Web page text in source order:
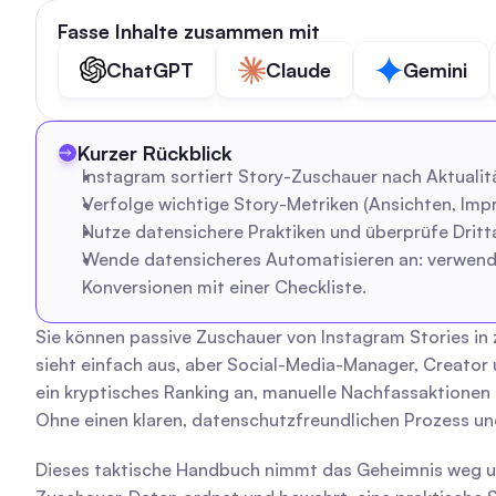
Fasse Inhalte zusammen mit
ChatGPT
Claude Gemini
Kurzer Rückblick
Instagram sortiert Story-Zuschauer nach
Verfolge wichtige Story-Metriken (Ansichten,
Nutze datensichere Praktiken und überprüfe
Wende datensicheres Automatisieren an:
Konversionen mit einer Checkliste.
Sie können passive Zuschauer von Instagram Stories
sieht einfach aus, aber Social-Media-Manager,
ein kryptisches Ranking an, manuelle
Ohne einen klaren, datenschutzfreundlichen Prozess
Dieses taktische Handbuch nimmt das Geheimnis